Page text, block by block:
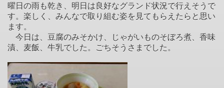
曜日の雨も乾き、明日は良好なグランド状況で行えそうで
す。楽しく、みんなで取り組む姿を見てもらえたらと思い
ます。
今日は、豆腐のみそかけ、じゃがいものそぼろ煮、香味
漬、麦飯、牛乳でした。ごちそうさまでした。